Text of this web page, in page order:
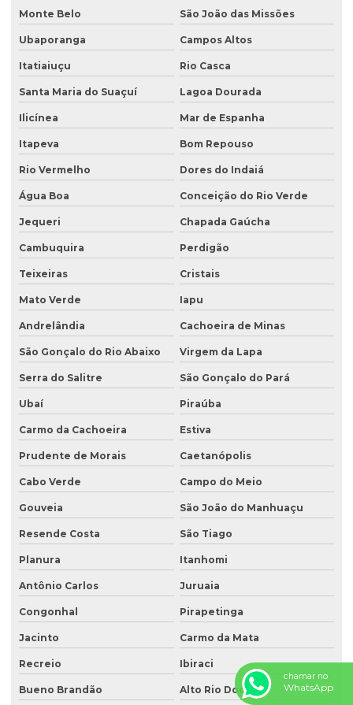
Monte Belo São João das Missões
Ubaporanga Campos Altos
Itatiaiuçu Rio Casca
Santa Maria do Suaçuí Lagoa Dourada
Ilicínea Mar de Espanha
Itapeva Bom Repouso
Rio Vermelho Dores do Indaiá
Água Boa Conceição do Rio Verde
Jequeri Chapada Gaúcha
Cambuquira Perdigão
Teixeiras Cristais
Mato Verde Iapu
Andrelândia Cachoeira de Minas
São Gonçalo do Rio Abaixo Virgem da Lapa
Serra do Salitre São Gonçalo do Pará
Ubaí Piraúba
Carmo da Cachoeira Estiva
Prudente de Morais Caetanópolis
Cabo Verde Campo do Meio
Gouveia São João do Manhuaçu
Resende Costa São Tiago
Planura Itanhomi
Antônio Carlos Juruaia
Congonhal Pirapetinga
Jacinto Carmo da Mata
Recreio Ibiraci
Bueno Brandão Alto Rio Doce
chamar no
WhatsApp